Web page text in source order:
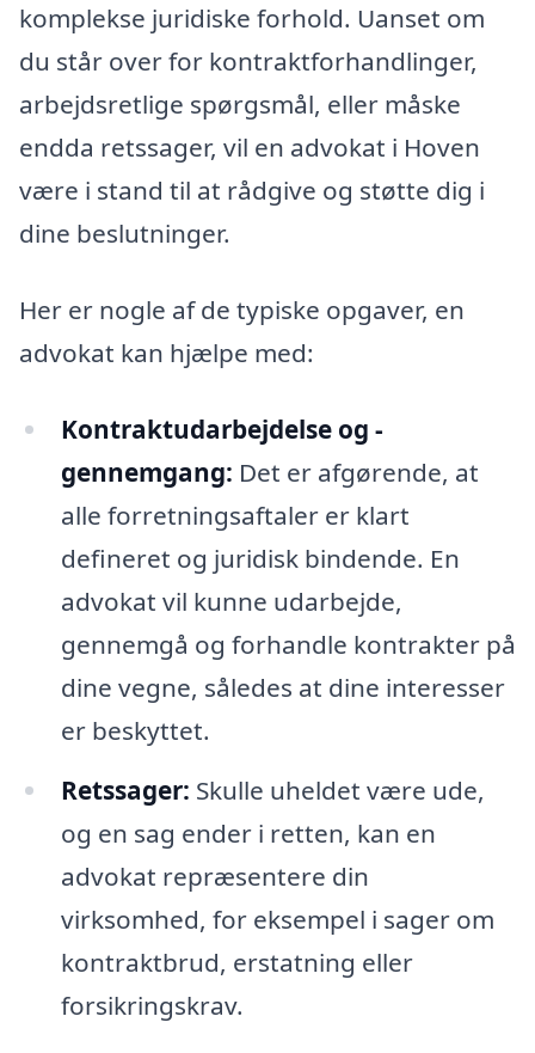
komplekse juridiske forhold. Uanset om
du står over for kontraktforhandlinger,
arbejdsretlige spørgsmål, eller måske
endda retssager, vil en advokat i Hoven
være i stand til at rådgive og støtte dig i
dine beslutninger.
Her er nogle af de typiske opgaver, en
advokat kan hjælpe med:
Kontraktudarbejdelse og -
gennemgang: Det er afgørende, at
alle forretningsaftaler er klart
defineret og juridisk bindende. En
advokat vil kunne udarbejde,
gennemgå og forhandle kontrakter på
dine vegne, således at dine interesser
er beskyttet.
Retssager: Skulle uheldet være ude,
og en sag ender i retten, kan en
advokat repræsentere din
virksomhed, for eksempel i sager om
kontraktbrud, erstatning eller
forsikringskrav.